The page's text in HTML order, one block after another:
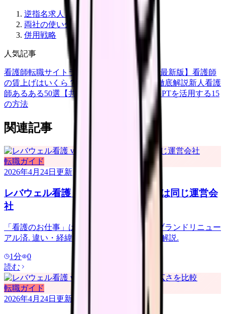
逆指名求人とは
両社の使い分け
併用戦略
人気記事
看護師転職サイトランキングTOP5【2026年最新版】 看護師
の賃上げはいくら？2026年度の最新情報を徹底解説新人看護
師あるある50選【共感必至】
看護師がChatGPTを活用する15
の方法
関連記事
転職ガイド
2026年4月24日 更新
レバウェル看護 vs 看護のお仕事｜実は同じ運営会
社
「看護のお仕事」は「レバウェル看護」にブランドリニュー
アル済. 違い・経緯・今使うべきサービスを解説.
1分
0
読む
転職ガイド
2026年4月24日 更新